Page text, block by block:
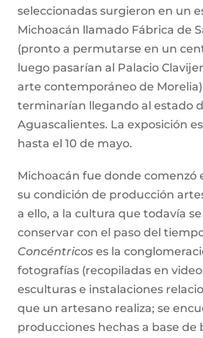
seleccionadas surgieron en un
Michoacán llamado Fábrica de
(pronto a permutarse en un
luego pasarían al Palacio
arte contemporáneo de
terminarían llegando al estado
Aguascalientes. La exposición
hasta el 10 de mayo.
Michoacán fue donde comenzó
su condición de producción
a ello, a la cultura que todavía
conservar con el paso del
Concéntricos es la
fotografías (recopiladas en
esculturas e instalaciones
que un artesano realiza; se
producciones hechas a base de